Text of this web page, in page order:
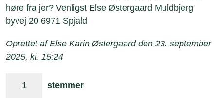
høre fra jer? Venligst Else Østergaard Muldbjerg
byvej 20 6971 Spjald
Oprettet af Else Karin Østergaard den 23. september
2025, kl. 15:24
1 stemmer